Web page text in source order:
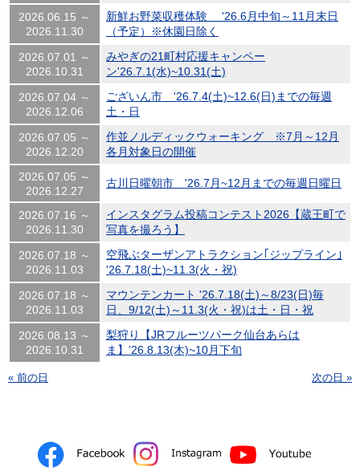
2026.06.15 ～
2026.11.30
新鮮お野菜収穫体験 '26.6月中旬～11月末日
（予定）※休園日除く
2026.07.01 ～
2026.10.31
みやぎの21町村応援キャンペー
ン'26.7.1(水)~10.31(土)
2026.07.04 ～
2026.12.06
ございん市 '26.7.4(土)~12.6(日)までの毎週
土・日
2026.07.05 ～
2026.12.20
作並ノルディックウォーキング ※7月～12月
各月対象日の開催
2026.07.05 ～
2026.12.27
古川日曜朝市 '26.7月~12月までの毎週日曜日
2026.07.16 ～
2026.11.30
インスタグラム投稿コンテスト2026【蔵王町で
写真を撮ろう】
2026.07.18 ～
2026.11.03
空飛ぶターザンアトラクション｢ジップライン｣
'26.7.18(土)~11.3(火・祝)
2026.07.18 ～
2026.11.03
マウンテンカート '26.7.18(土)～8/23(日)毎
日、9/12(土)～11.3(火・祝)は土・日・祝
2026.08.13 ～
2026.10.31
梨狩り【JRフルーツパーク仙台あらは
ま】’26.8.13(木)~10月下旬
« 前の日 次の日 »